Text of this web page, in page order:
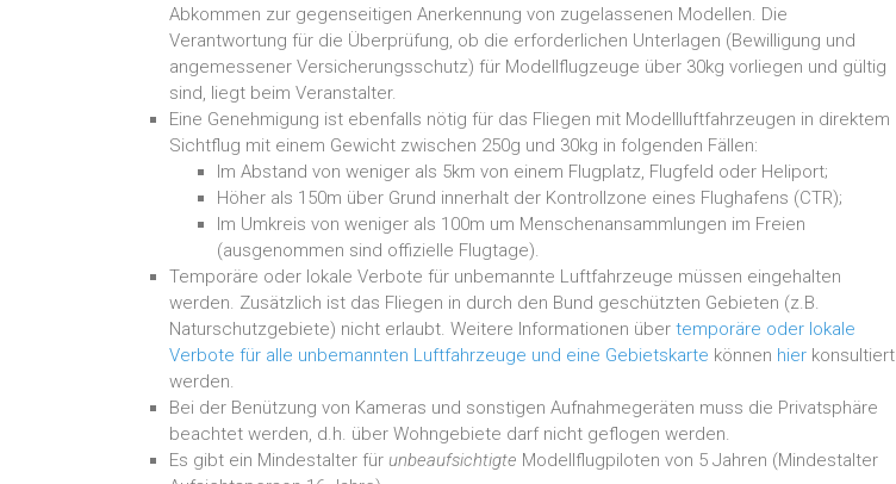
Abkommen zur gegenseitigen Anerkennung von zugelassenen Modellen. Die
Verantwortung für die Überprüfung, ob die erforderlichen Unterlagen (Bewilligung und
angemessener Versicherungsschutz) für Modellflugzeuge über 30kg vorliegen und gültig
sind, liegt beim Veranstalter.
Eine Genehmigung ist ebenfalls nötig für das Fliegen mit Modellluftfahrzeugen in direktem
Sichtflug mit einem Gewicht zwischen 250g und 30kg in folgenden Fällen:
Im Abstand von weniger als 5km von einem Flugplatz, Flugfeld oder Heliport;
Höher als 150m über Grund innerhalt der Kontrollzone eines Flughafens (CTR);
Im Umkreis von weniger als 100m um Menschenansammlungen im Freien
(ausgenommen sind offizielle Flugtage).
Temporäre oder lokale Verbote für unbemannte Luftfahrzeuge müssen eingehalten
werden. Zusätzlich ist das Fliegen in durch den Bund geschützten Gebieten (z.B.
Naturschutzgebiete) nicht erlaubt. Weitere Informationen über temporäre oder lokale
Verbote für alle unbemannten Luftfahrzeuge und eine Gebietskarte können hier konsultiert
werden.
Bei der Benützung von Kameras und sonstigen Aufnahmegeräten muss die Privatsphäre
beachtet werden, d.h. über Wohngebiete darf nicht geflogen werden.
Es gibt ein Mindestalter für unbeaufsichtigte Modellflugpiloten von 5 Jahren (Mindestalter